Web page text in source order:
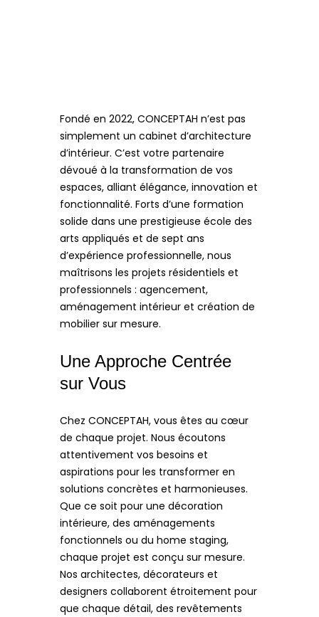
Fondé en 2022, CONCEPTAH n’est pas
simplement un cabinet d’architecture
d’intérieur. C’est votre partenaire
dévoué à la transformation de vos
espaces, alliant élégance, innovation et
fonctionnalité. Forts d’une formation
solide dans une prestigieuse école des
arts appliqués et de sept ans
d’expérience professionnelle, nous
maîtrisons les projets résidentiels et
professionnels : agencement,
aménagement intérieur et création de
mobilier sur mesure.
Une Approche Centrée
sur Vous
Chez CONCEPTAH, vous êtes au cœur
de chaque projet. Nous écoutons
attentivement vos besoins et
aspirations pour les transformer en
solutions concrètes et harmonieuses.
Que ce soit pour une décoration
intérieure, des aménagements
fonctionnels ou du home staging,
chaque projet est conçu sur mesure.
Nos architectes, décorateurs et
designers collaborent étroitement pour
que chaque détail, des revêtements